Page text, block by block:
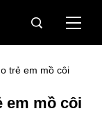
trẻ em mồ côi
em mồ côi